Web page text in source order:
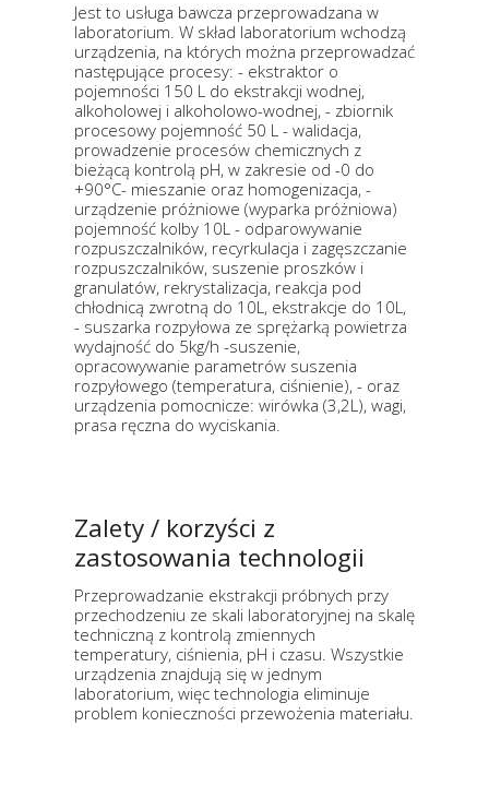
Jest to usługa bawcza przeprowadzana w
laboratorium. W skład laboratorium wchodzą
urządzenia, na których można przeprowadzać
następujące procesy: - ekstraktor o
pojemności 150 L do ekstrakcji wodnej,
alkoholowej i alkoholowo-wodnej, - zbiornik
procesowy pojemność 50 L - walidacja,
prowadzenie procesów chemicznych z
bieżącą kontrolą pH, w zakresie od -0 do
+90°C- mieszanie oraz homogenizacja, -
urządzenie próżniowe (wyparka próżniowa)
pojemność kolby 10L - odparowywanie
rozpuszczalników, recyrkulacja i zagęszczanie
rozpuszczalników, suszenie proszków i
granulatów, rekrystalizacja, reakcja pod
chłodnicą zwrotną do 10L, ekstrakcje do 10L,
- suszarka rozpyłowa ze sprężarką powietrza
wydajność do 5kg/h -suszenie,
opracowywanie parametrów suszenia
rozpyłowego (temperatura, ciśnienie), - oraz
urządzenia pomocnicze: wirówka (3,2L), wagi,
prasa ręczna do wyciskania.
Zalety / korzyści z
zastosowania technologii
Przeprowadzanie ekstrakcji próbnych przy
przechodzeniu ze skali laboratoryjnej na skalę
techniczną z kontrolą zmiennych
temperatury, ciśnienia, pH i czasu. Wszystkie
urządzenia znajdują się w jednym
laboratorium, więc technologia eliminuje
problem konieczności przewożenia materiału.